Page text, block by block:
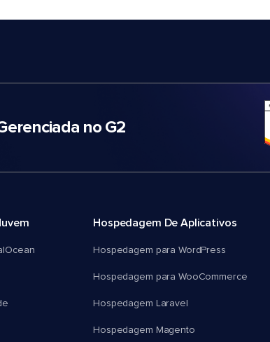
no G2
Hospedagem De Aplicativos
Hospedagem para WordPress
Hospedagem para WooCommerce
Hospedagem Laravel
Hospedagem Magento